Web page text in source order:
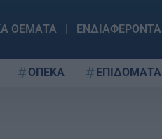
ΘΕΜΑΤΑ ΕΝΔΙΑΦΕΡΟΝΤΑ
ΟΠΕΚΑ ΕΠΙΔΟΜΑΤΑ